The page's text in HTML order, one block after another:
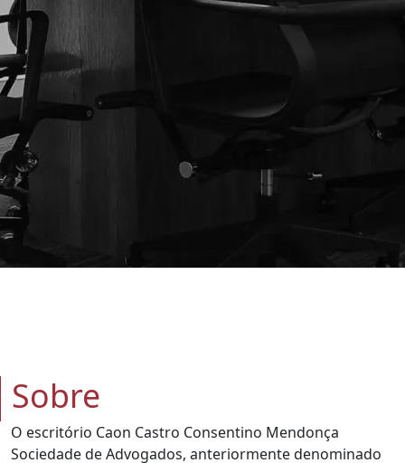
Sobre
O escritório Caon Castro Consentino Mendonça
Sociedade de Advogados, anteriormente denominado